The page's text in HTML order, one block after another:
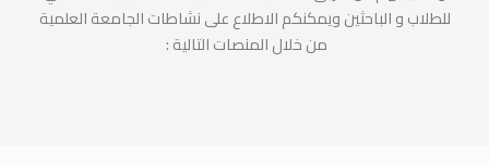
للطلاب و الباحثين ويمكنكم الاطلاع على نشاطات الجامعة العلمية
من خلال المنصات التالية :